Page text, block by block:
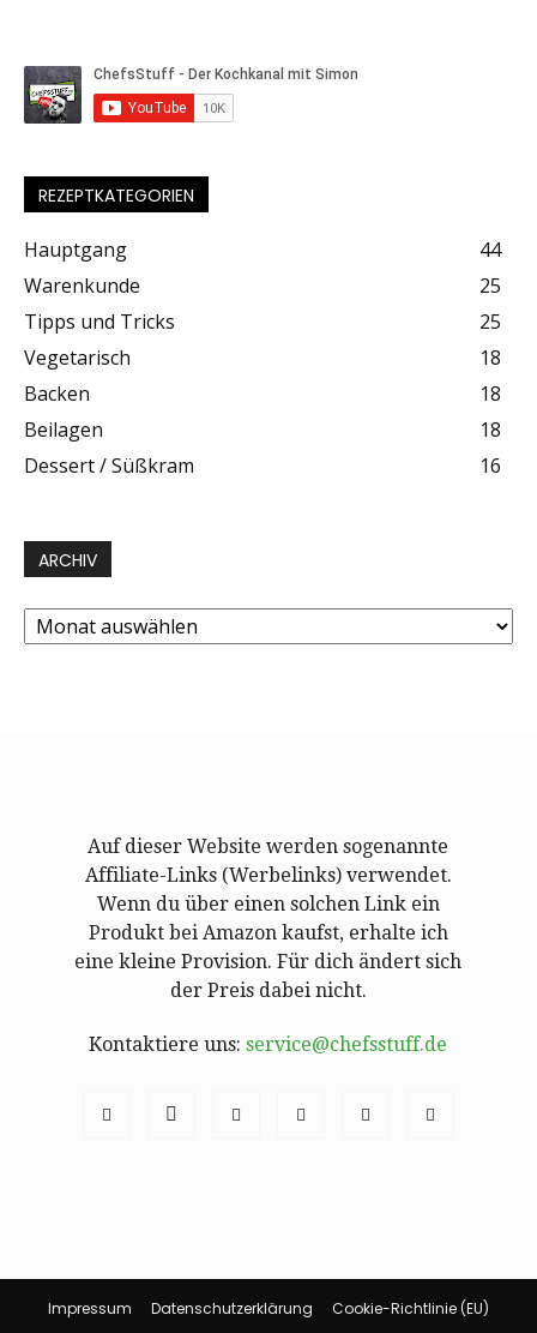
REZEPTKATEGORIEN
Hauptgang
44
Warenkunde
25
Tipps und Tricks
25
Vegetarisch
18
Backen
18
Beilagen
18
Dessert / Süßkram
16
ARCHIV
Archiv
Auf dieser Website werden sogenannte
Affiliate-Links (Werbelinks) verwendet.
Wenn du über einen solchen Link ein
Produkt bei Amazon kaufst, erhalte ich
eine kleine Provision. Für dich ändert sich
der Preis dabei nicht.
Kontaktiere uns:service@chefsstuff.de
Impressum Datenschutzerklärung Cookie-Richtlinie (EU)